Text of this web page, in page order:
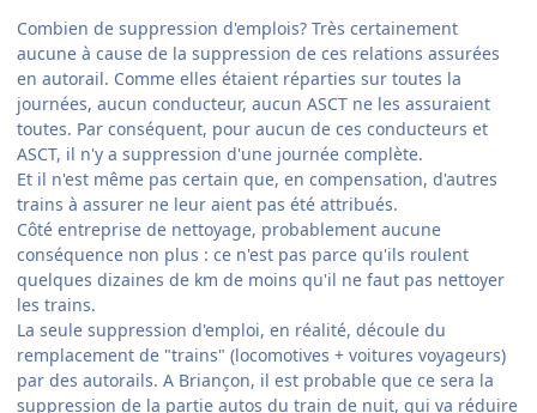
Combien de suppression d'emplois? Très certainement
aucune à cause de la suppression de ces relations assurées
en autorail. Comme elles étaient réparties sur toutes la
journées, aucun conducteur, aucun ASCT ne les assuraient
toutes. Par conséquent, pour aucun de ces conducteurs et
ASCT, il n'y a suppression d'une journée complète.
Et il n'est même pas certain que, en compensation, d'autres
trains à assurer ne leur aient pas été attribués.
Côté entreprise de nettoyage, probablement aucune
conséquence non plus : ce n'est pas parce qu'ils roulent
quelques dizaines de km de moins qu'il ne faut pas nettoyer
les trains.
La seule suppression d'emploi, en réalité, découle du
remplacement de "trains" (locomotives + voitures voyageurs)
par des autorails. A Briançon, il est probable que ce sera la
suppression de la partie autos du train de nuit, qui va réduire